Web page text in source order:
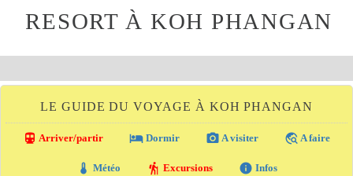
RESORT À KOH PHANGAN
LE GUIDE DU VOYAGE À KOH PHANGAN
directions_transit Arriver/partir local_hotel Dormir photo_camera A visiter travel_explore A faire
thermostat Météo hiking Excursions info Infos